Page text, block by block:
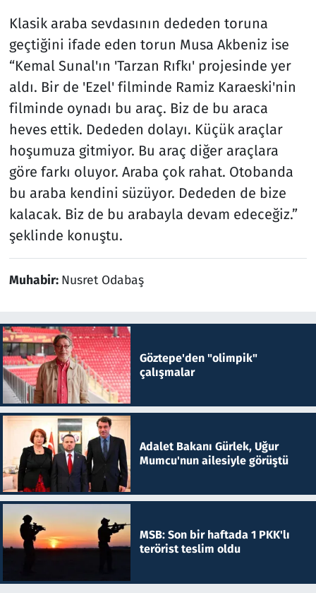
Klasik araba sevdasının dededen toruna
geçtiğini ifade eden torun Musa Akbeniz ise
“Kemal Sunal'ın 'Tarzan Rıfkı' projesinde yer
aldı. Bir de 'Ezel' filminde Ramiz Karaeski'nin
filminde oynadı bu araç. Biz de bu araca
heves ettik. Dededen dolayı. Küçük araçlar
hoşumuza gitmiyor. Bu araç diğer araçlara
göre farkı oluyor. Araba çok rahat. Otobanda
bu araba kendini süzüyor. Dededen de bize
kalacak. Biz de bu arabayla devam edeceğiz.”
şeklinde konuştu.
Muhabir: Nusret Odabaş
Göztepe'den "olimpik"
çalışmalar
Adalet Bakanı Gürlek, Uğur
Mumcu'nun ailesiyle görüştü
MSB: Son bir haftada 1 PKK'lı
terörist teslim oldu